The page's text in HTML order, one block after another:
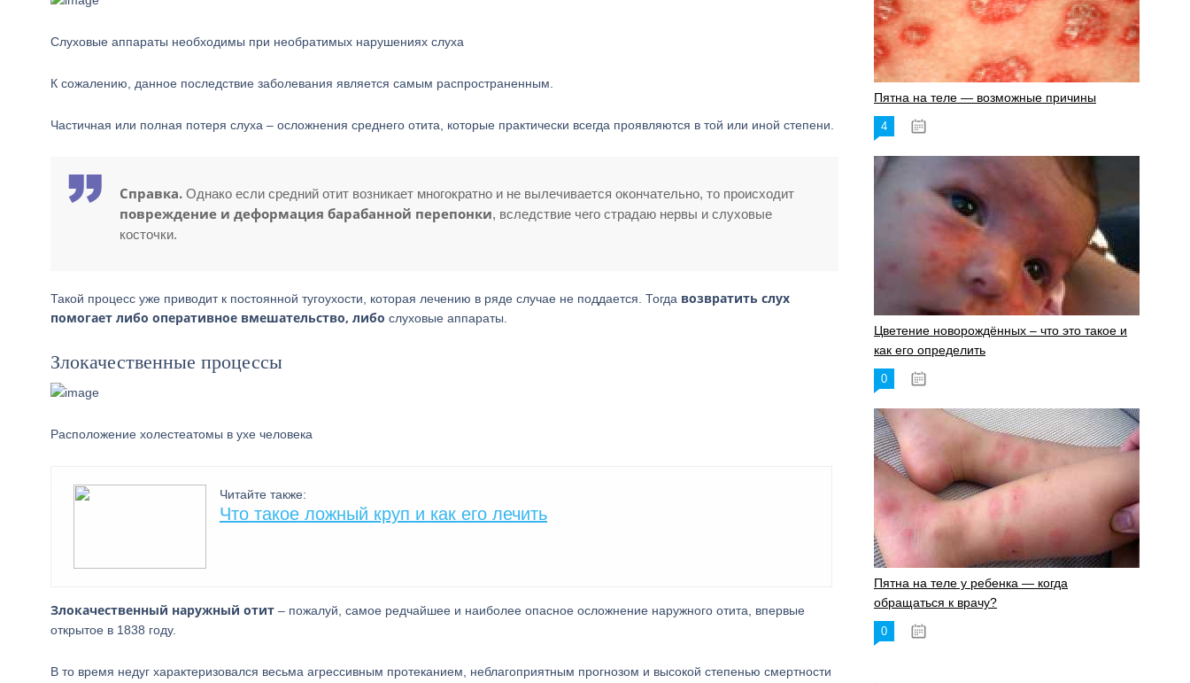
Слуховые аппараты необходимы при необратимых нарушениях слуха
К сожалению, данное последствие заболевания является самым распространенным.
Частичная или полная потеря слуха – осложнения среднего отита, которые практически всегда проявляются в той или иной степени.
Справка. Однако если средний отит возникает многократно и не вылечивается окончательно, то происходит
повреждение и деформация барабанной перепонки, вследствие чего страдаю нервы и слуховые
косточки.
Такой процесс уже приводит к постоянной тугоухости, которая лечению в ряде случае не поддается. Тогда возвратить слух
помогает либо оперативное вмешательство, либо слуховые аппараты.
Злокачественные процессы
Расположение холестеатомы в ухе человека
Читайте также:
Что такое ложный круп и как его лечить
Злокачественный наружный отит – пожалуй, самое редчайшее и наиболее опасное осложнение наружного отита, впервые
открытое в 1838 году.
В то время недуг характеризовался весьма агрессивным протеканием, неблагоприятным прогнозом и высокой степенью смертности
Пятна на теле — возможные причины
4
Цветение новорождённых – что это такое и
как его определить
0
Пятна на теле у ребенка — когда
обращаться к врачу?
0